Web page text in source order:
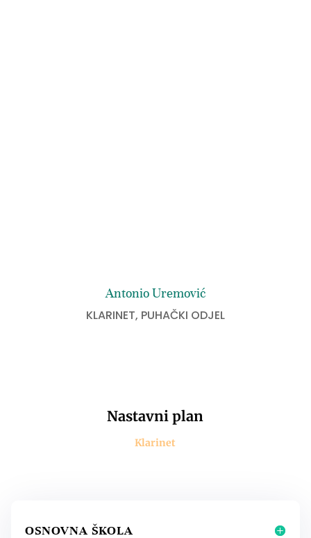
Antonio Uremović
KLARINET, PUHAČKI ODJEL
Nastavni plan
Klarinet
OSNOVNA ŠKOLA